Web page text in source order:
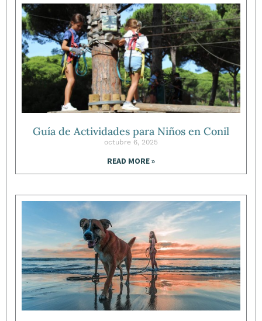
Guía de Actividades para Niños en Conil
octubre 6, 2025
READ MORE »